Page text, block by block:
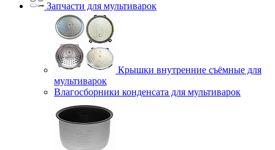
Запчасти для мультиварок
Крышки внутренние съёмные для
мультиварок
Влагосборники конденсата для мультиварок